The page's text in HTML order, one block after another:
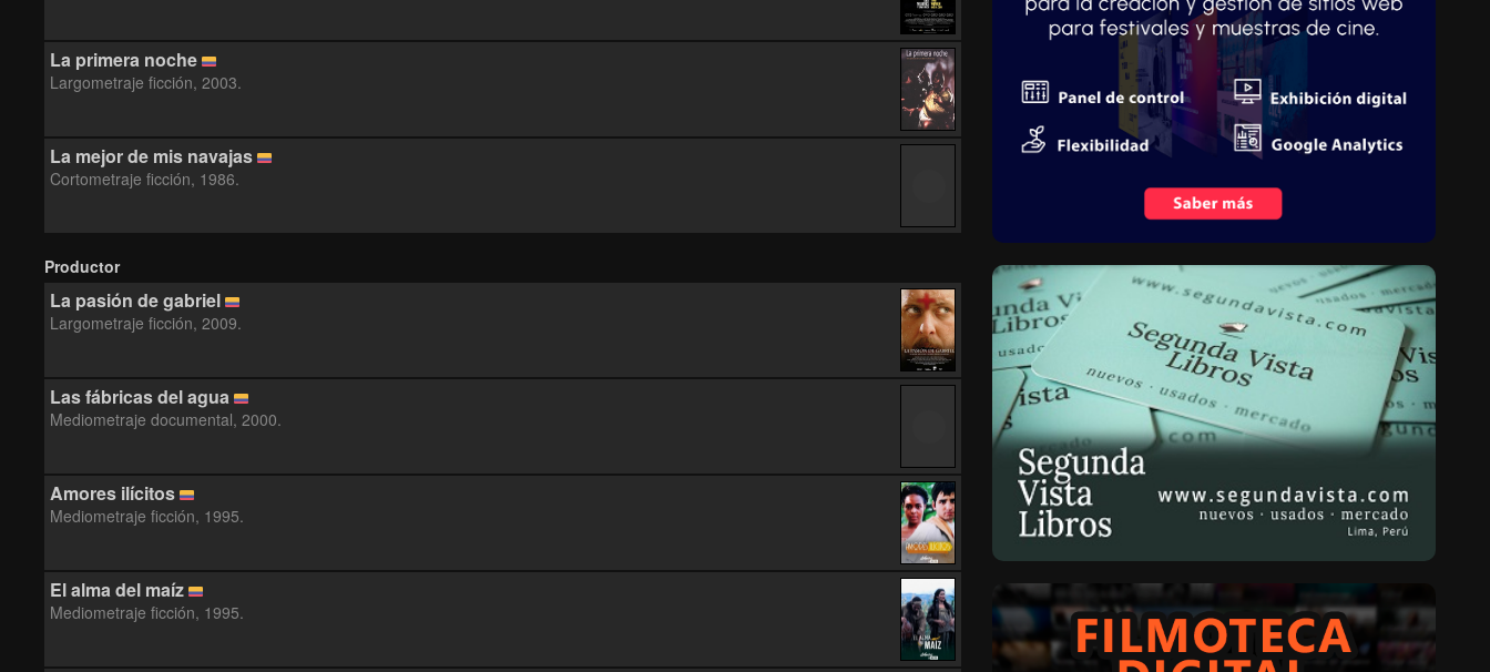
La primera noche
Largometraje ficción, 2003.
La mejor de mis navajas
Cortometraje ficción, 1986.
Productor
La pasión de gabriel
Largometraje ficción, 2009.
Las fábricas del agua
Mediometraje documental, 2000.
Amores ilícitos
Mediometraje ficción, 1995.
El alma del maíz
Mediometraje ficción, 1995.